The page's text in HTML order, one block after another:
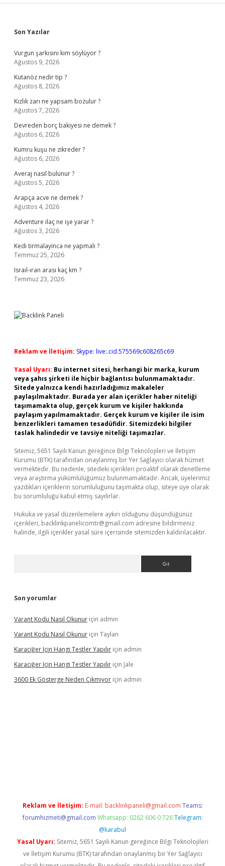
Sidebar
Son Yazılar
Vurgun şarkısını kim söylüyor ?
Ağustos 9, 2026
Kutanöz nedir tip ?
Ağustos 8, 2026
Kızlık zarı ne yapsam bozulur ?
Ağustos 7, 2026
Devreden borç bakiyesi ne demek ?
Ağustos 6, 2026
Kumru kuşu ne zikreder ?
Ağustos 6, 2026
Averaj nasıl bulunur ?
Ağustos 5, 2026
Arapça acve ne demek ?
Ağustos 4, 2026
Adventure ilaç ne işe yarar ?
Ağustos 3, 2026
Kedi tirmalayinca ne yapmalı ?
Temmuz 25, 2026
Israıl-ıran arası kaç km ?
Temmuz 23, 2026
Reklam ve İletişim: Skype: live:.cid.575569c608265c69
Yasal Uyarı: Bu internet sitesi, herhangi bir marka, kurum
veya şahıs şirketi ile hiçbir bağlantısı bulunmamaktadır.
Sitede yalnızca kendi hazırladığımız makaleler
paylaşılmaktadır. Burada yer alan içerikler haber niteliği
taşımamakta olup, gerçek kurum ve kişiler hakkında
paylaşım yapılmamaktadır. Gerçek kurum ve kişiler ile isim
benzerlikleri tamamen tesadüfidir. Sitemizdeki bilgiler
taslak halindedir ve tavsiye niteliği taşımazlar.
Sitemiz, 5651 Sayılı Kanun gereğince Bilgi Teknolojileri ve İletişim
Kurumu (BTK) tarafından onaylanmış bir Yer Sağlayıcı olarak hizmet
vermektedir. Bu nedenle, sitedeki içerikleri proaktif olarak denetleme
veya araştırma yükümlülüğümüz bulunmamaktadır. Ancak, üyelerimiz
yazdıkları içeriklerin sorumluluğunu taşımakta olup, siteye üye olarak
bu sorumluluğu kabul etmiş sayılırlar.
Hukuka ve yasal düzenlemelere aykırı olduğunu düşündüğünüz
içerikleri, backlinkpanelicomtr@gmail.com adresine bildirmeniz
halinde, ilgili içerikler yasal süre içerisinde sitemizden kaldırılacaktır.
Son yorumlar
Varant Kodu Nasıl Okunur için admin
Varant Kodu Nasıl Okunur için Taylan
Karaciğer Için Hangi Testler Yapılır için admin
Karaciğer Için Hangi Testler Yapılır için Jale
3600 Ek Gösterge Neden Çıkmıyor için admin
Reklam ve İletişim: E-mail: backlinkpaneli@gmail.com Teams:
forumhizmeti@gmail.com Whatsapp: 0262 606 0 726 Telegram:
@karabul
Yasal Uyarı: Sitemiz, 5651 Sayılı Kanun gereğince Bilgi Teknolojileri
ve İletişim Kurumu (BTK) tarafından onaylanmış bir Yer Sağlayıcı